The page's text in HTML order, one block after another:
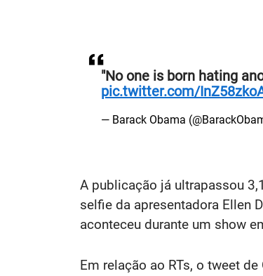
"No one is born hating
pic.twitter.com/
— Barack Obama
A publicação já ultrapassou
selfie da apresentadora Ellen
aconteceu durante um show
Em relação ao RTs, o tweet